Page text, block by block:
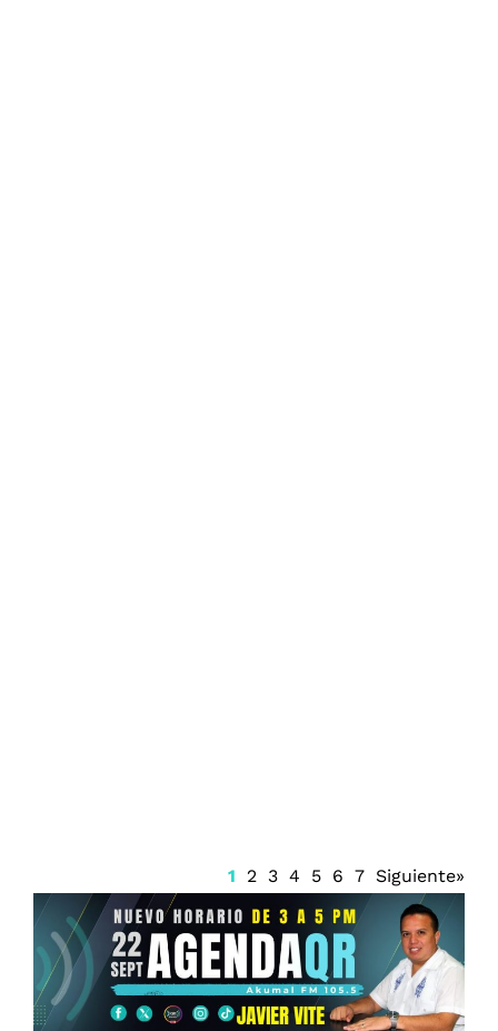
1 2 3 4 5 6 7 Siguiente»